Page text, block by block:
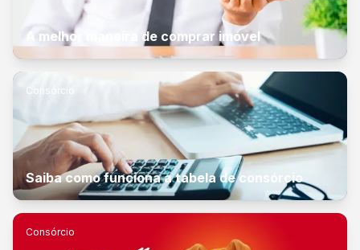
A melhor maneira de comprar imóvel
Consórcio
Saiba como funciona a tabela de consórcio
Consórcio